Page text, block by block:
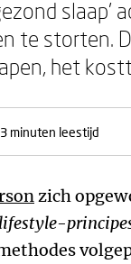
te storten.
het
minuten leestijd
zich